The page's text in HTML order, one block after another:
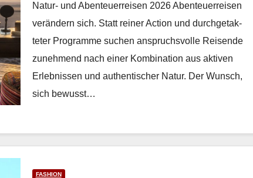
Natur- und Abenteuerreisen 2026 Aben­teuer­reisen
verän­dern sich. Statt rein­er Action und durchge­tak­
teter Pro­gramme suchen anspruchsvolle Reisende
zunehmend nach ein­er Kom­bi­na­tion aus aktiv­en
Erleb­nis­sen und authen­tis­ch­er Natur. Der Wun­sch,
sich bewusst…
FASHION